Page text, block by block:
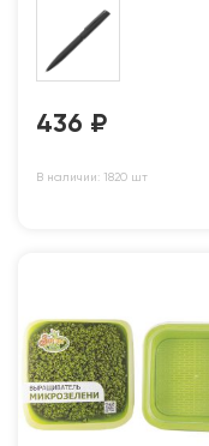
436 ₽
В наличии: 1820 шт